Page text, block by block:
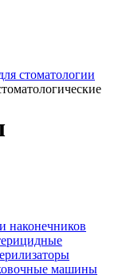
стоматологии
наконечников
машины